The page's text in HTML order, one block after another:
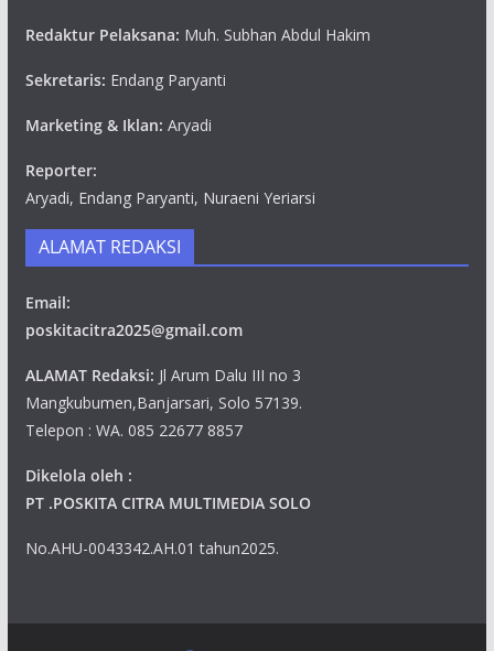
Redaktur Pelaksana: Muh. Subhan Abdul Hakim
Sekretaris: Endang Paryanti
Marketing & Iklan: Aryadi
Reporter:
Aryadi, Endang Paryanti, Nuraeni Yeriarsi
ALAMAT REDAKSI
Email:
poskitacitra2025@gmail.com
ALAMAT Redaksi: Jl Arum Dalu III no 3
Mangkubumen,Banjarsari, Solo 57139.
Telepon : WA. 085 22677 8857
Dikelola oleh :
PT .POSKITA CITRA MULTIMEDIA SOLO
No.AHU-0043342.AH.01 tahun2025.